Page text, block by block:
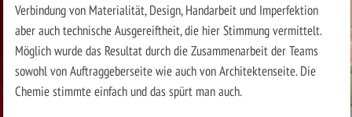
Verbindung von Materialität, Design, Handarbeit und Imperfektion
aber auch technische Ausgereiftheit, die hier Stimmung vermittelt.
Möglich wurde das Resultat durch die Zusammenarbeit der Teams
sowohl von Auftraggeberseite wie auch von Architektenseite. Die
Chemie stimmte einfach und das spürt man auch.